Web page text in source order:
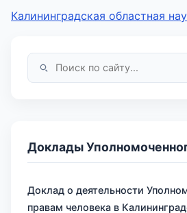
Калининградская областная
Доклады
Доклад о деятельности
правам человека в